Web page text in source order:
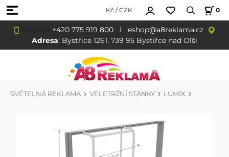
Kč / CZK 0
+420 775 919 800I
eshop@a8reklama.cz
Adresa: Bystřice 1261, 739 95 Bystiřce nad Olší
SVĚTELNÁ REKLAMA VELETRŽNÍ STÁNKY LUMIX